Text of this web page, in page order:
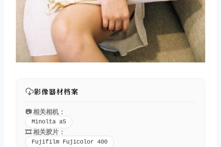
影像器材档案
📷 相关相机：
Minolta a5
🎞️ 相关胶片：
Fujifilm Fujicolor 400